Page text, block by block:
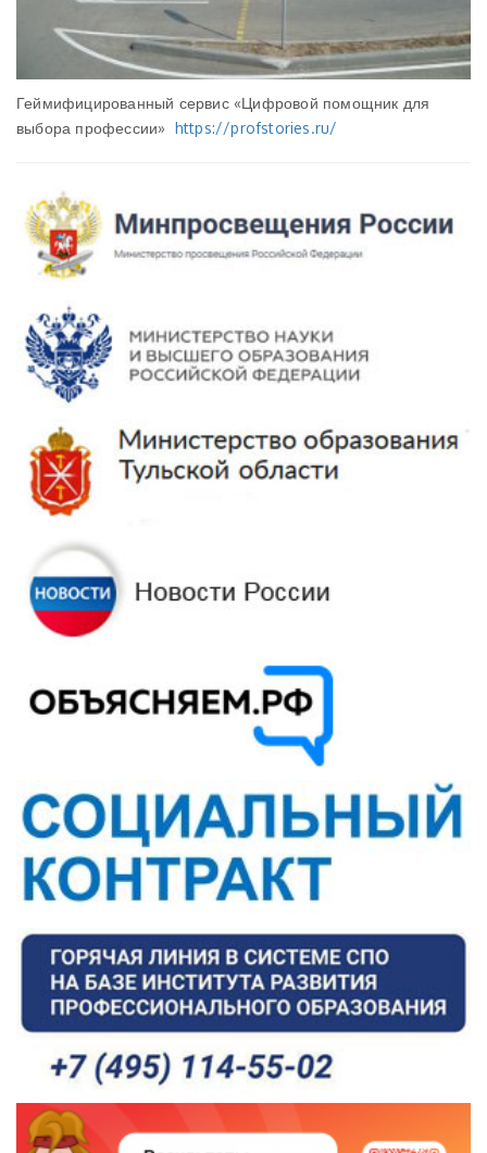
Геймифицированный сервис «Цифровой помощник для
выбора профессии» https://profstories.ru/